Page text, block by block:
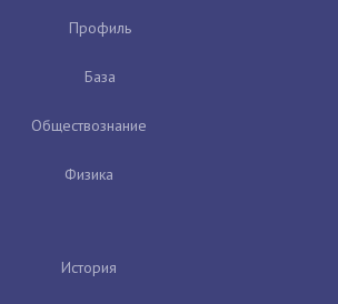
Профиль
База
Обществознание
Физика
История